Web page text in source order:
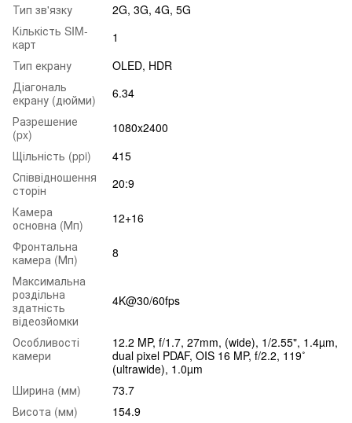
Тип зв'язку
2G, 3G, 4G, 5G
Кількість SIM-
карт
1
Тип екрану
OLED, HDR
Діагональ
екрану (дюйми)
6.34
Разрешение
(px)
1080x2400
Щільність (ppi)
415
Співвідношення
сторін
20:9
Камера
основна (Мп)
12+16
Фронтальна
камера (Мп)
8
Максимальна
роздільна
здатність
відеозйомки
4K@30/60fps
Особливості
камери
12.2 MP, f/1.7, 27mm, (wide), 1/2.55", 1.4µm,
dual pixel PDAF, OIS 16 MP, f/2.2, 119˚
(ultrawide), 1.0µm
Ширина (мм)
73.7
Висота (мм)
154.9